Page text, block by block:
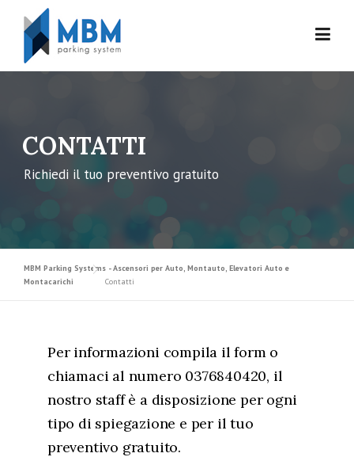
Skip to content
CONTATTI
Richiedi il tuo preventivo gratuito
MBM Parking Systems - Ascensori per Auto, Montauto, Elevatori Auto e
Montacarichi
Contatti
Per informazioni compila il form o
chiamaci al numero 0376840420, il
nostro staff è a disposizione per ogni
tipo di spiegazione e per il tuo
preventivo gratuito.